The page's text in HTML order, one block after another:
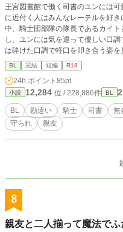
王宮図書館で働く司書のユンには
に近付く人はみんなレーテルを好
中、騎士団部隊の隊長であるカイ
し、ユンには気を遣って優しい口
は砕けた口調で軽口を叩き合う姿
覚司書ユン
BL 完結 短編 R18
24h.ポイント 85pt
小説 12,284 位 / 228,886件 BL
BL 勘違い 騎士 司書 無
守られ
親友
8
親友と二人揃って魔法で